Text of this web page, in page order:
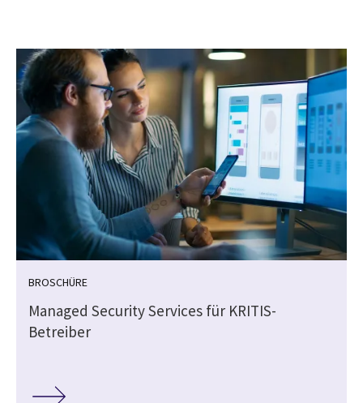
BROSCHÜRE
Managed Security Services für KRITIS-
Betreiber